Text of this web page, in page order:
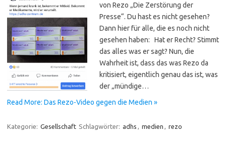
von Rezo „Die Zerstörung der
Presse“. Du hast es nicht gesehen?
Dann hier für alle, die es noch nicht
gesehen haben: Hat er Recht? Stimmt
das alles was er sagt? Nun, die
Wahrheit ist, dass das was Rezo da
kritisiert, eigentlich genau das ist, was
der „mündige…
Read More: Das Rezo-Video gegen die Medien »
Kategorie: Gesellschaft Schlagwörter: adhs , medien , rezo